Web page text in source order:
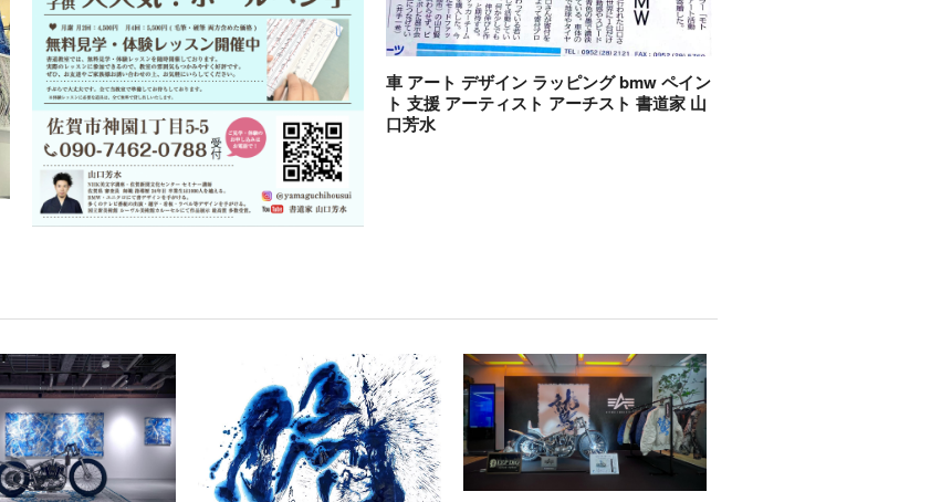
車 アート デザイン ラッピング bmw ペイン
ト 支援 アーティスト アーチスト 書道家 山
口芳水